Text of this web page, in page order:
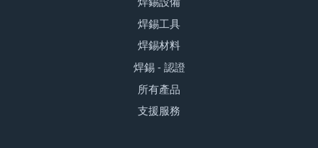
焊錫工具
焊錫材料
焊錫 - 認證
所有產品
支援服務